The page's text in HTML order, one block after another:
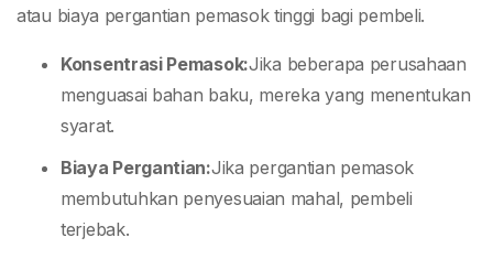
atau biaya pergantian pemasok tinggi bagi pembeli.
Konsentrasi Pemasok:Jika beberapa perusahaan
menguasai bahan baku, mereka yang menentukan
syarat.
Biaya Pergantian:Jika pergantian pemasok
membutuhkan penyesuaian mahal, pembeli
terjebak.